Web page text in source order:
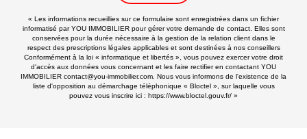
« Les informations recueillies sur ce formulaire sont enregistrées dans un fichier
informatisé par YOU IMMOBILIER pour gérer votre demande de contact. Elles sont
conservées pour la durée nécessaire à la gestion de la relation client dans le
respect des prescriptions légales applicables et sont destinées à nos conseillers
Conformément à la loi « informatique et libertés », vous pouvez exercer votre droit
d'accès aux données vous concernant et les faire rectifier en contactant YOU
IMMOBILIER contact@you-immobilier.com. Nous vous informons de l'existence de la
liste d'opposition au démarchage téléphonique « Bloctel », sur laquelle vous
pouvez vous inscrire ici : https://www.bloctel.gouv.fr/ »